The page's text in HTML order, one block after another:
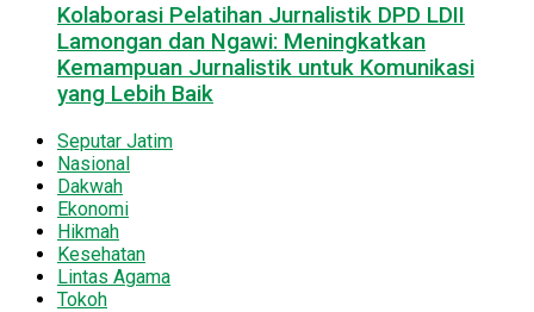
Kolaborasi Pelatihan Jurnalistik DPD LDII
Lamongan dan Ngawi: Meningkatkan
Kemampuan Jurnalistik untuk Komunikasi
yang Lebih Baik
Seputar Jatim
Nasional
Dakwah
Ekonomi
Hikmah
Kesehatan
Lintas Agama
Tokoh